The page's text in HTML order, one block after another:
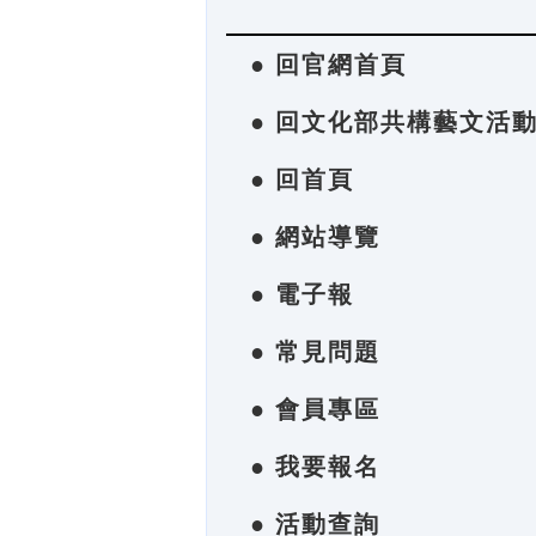
● 回官網首頁
● 回文化部共構藝文活
● 回首頁
● 網站導覽
● 電子報
● 常見問題
● 會員專區
● 我要報名
● 活動查詢